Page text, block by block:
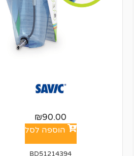
₪90.00
הוספה לסל
BD51214394